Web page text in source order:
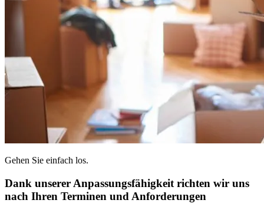
Gehen Sie einfach los.
Dank unserer Anpassungsfähigkeit richten wir uns
nach Ihren Terminen und Anforderungen